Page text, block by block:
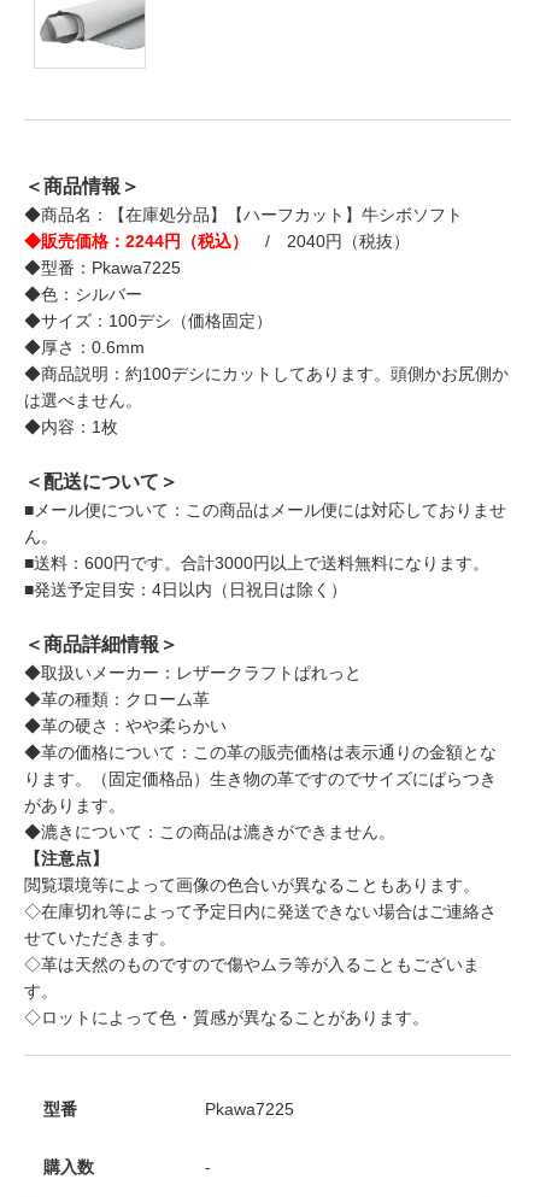
＜商品情報＞
◆商品名：【在庫処分品】【ハーフカット】牛シボソフト
◆販売価格：2244円（税込）
/ 2040円（税抜）
◆型番：Pkawa7225
◆色：シルバー
◆サイズ：100デシ（価格固定）
◆厚さ：0.6mm
◆商品説明：約100デシにカットしてあります。頭側かお尻側か
は選べません。
◆内容：1枚
＜配送について＞
■メール便について：この商品はメール便には対応しておりませ
ん。
■送料：600円です。合計3000円以上で送料無料になります。
■発送予定目安：4日以内（日祝日は除く）
＜商品詳細情報＞
◆取扱いメーカー：レザークラフトぱれっと
◆革の種類：クローム革
◆革の硬さ：やや柔らかい
◆革の価格について：この革の販売価格は表示通りの金額とな
ります。（固定価格品）生き物の革ですのでサイズにばらつき
があります。
◆漉きについて：この商品は漉きができません。
【注意点】
閲覧環境等によって画像の色合いが異なることもあります。
◇在庫切れ等によって予定日内に発送できない場合はご連絡さ
せていただきます。
◇革は天然のものですので傷やムラ等が入ることもございま
す。
◇ロットによって色・質感が異なることがあります。
型番 Pkawa7225
購入数 -